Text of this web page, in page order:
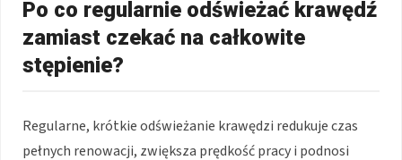
Po co regularnie odświeżać krawędź
zamiast czekać na całkowite
stępienie?
Regularne, krótkie odświeżanie krawędzi redukuje czas
pełnych renowacji, zwiększa prędkość pracy i podnosi